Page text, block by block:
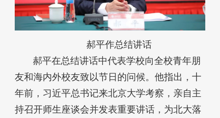
郝平作总结讲话
郝平在总结讲话中代表学校向全校青年朋
友和海内外校友致以节日的问候。他指出，十
年前，习近平总书记来北京大学考察，亲自主
持召开师生座谈会并发表重要讲话，为北大落